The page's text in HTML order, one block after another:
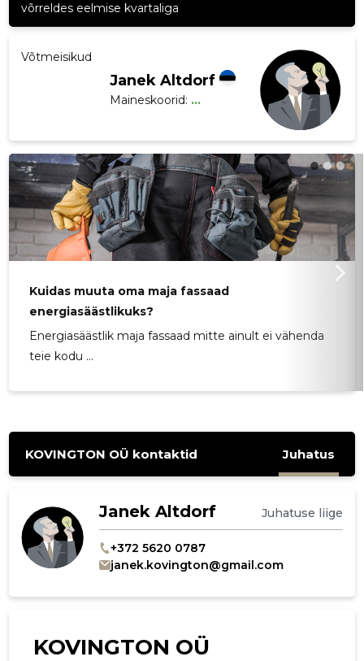
võrreldes eelmise kvartaliga
Võtmeisikud
Janek Altdorf
Maineskoorid: ...
Kuidas muuta oma maja fassaad
energiasäästlikuks?
Energiasäästlik maja fassaad mitte ainult ei vähenda
teie kodu ...
KOVINGTON OÜ kontaktid Juhatus
Janek Altdorf Juhatuse liige
+372 5620 0787
janek.kovington@gmail.com
KOVINGTON OÜ